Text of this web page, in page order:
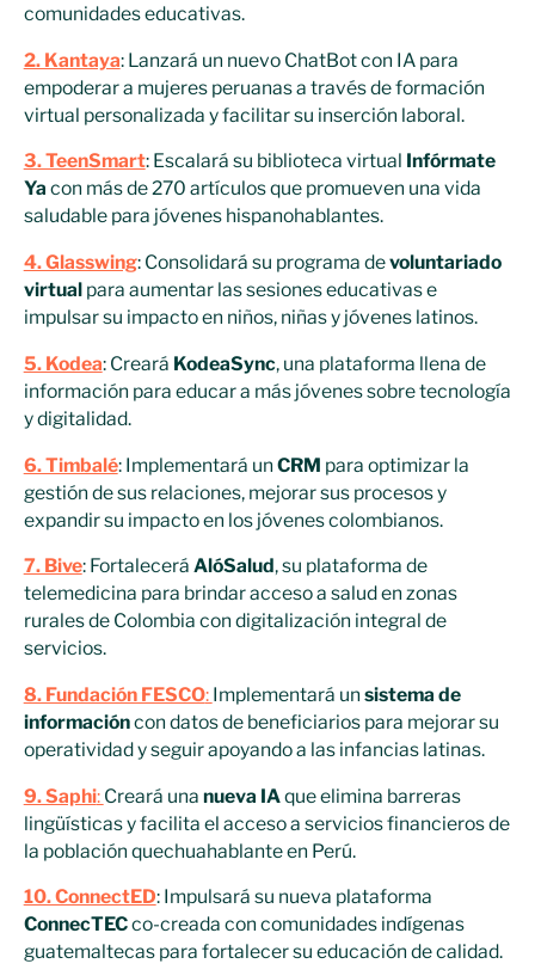
comunidades educativas.
2. Kantaya: Lanzará un nuevo ChatBot con IA para
empoderar a mujeres peruanas a través de formación
virtual personalizada y facilitar su inserción laboral.
3. TeenSmart: Escalará su biblioteca virtual Infórmate
Ya con más de 270 artículos que promueven una vida
saludable para jóvenes hispanohablantes.
4. Glasswing: Consolidará su programa devoluntariado
virtualpara aumentar las sesiones educativas e
impulsar su impacto en niños, niñas y jóvenes latinos.
5. Kodea: Creará KodeaSync, una plataforma llena de
información para educar a más jóvenes sobre tecnología
y digitalidad.
6. Timbalé: Implementará un CRM para optimizar la
gestión de sus relaciones, mejorar sus procesos y
expandir su impacto en los jóvenes colombianos.
7. Bive: Fortalecerá AlóSalud, su plataforma de
telemedicina para brindar acceso a salud en zonas
rurales de Colombia con digitalización integral de
servicios.
8. Fundación FESCO: Implementará un sistema de
informacióncon datos de beneficiarios para mejorar su
operatividad y seguir apoyando a las infancias latinas.
9. Saphi: Creará una nueva IAque elimina barreras
lingüísticas y facilita el acceso a servicios financieros de
la población quechuahablante en Perú.
10. ConnectED: Impulsará su nueva plataforma
ConnecTECco-creada con comunidades indígenas
guatemaltecas para fortalecer su educación de calidad.